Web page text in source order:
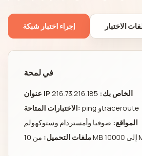
إجراء اختبار شبكة الاختبار
في لمحة
عنوان IP الخاص بك:
الاختبارات المتاحة:
ping وtraceroute
المواقع: صوفيا وأمستردام وستوكهولم
ملفات التحميل: